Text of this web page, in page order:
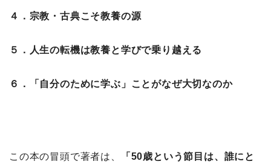
４．宗教・古典こそ教養の源
５．人生の転機は教養と学びで乗り越える
６．「自分のために学ぶ」ことがなぜ大切なのか
この本の冒頭で著者は、
「50歳という節目は、誰にと